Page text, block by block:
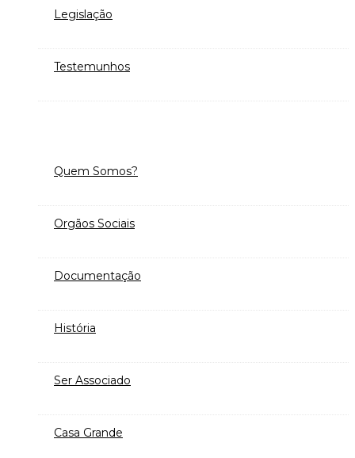
Legislação
Testemunhos
Quem Somos?
Orgãos Sociais
Documentação
História
Ser Associado
Casa Grande